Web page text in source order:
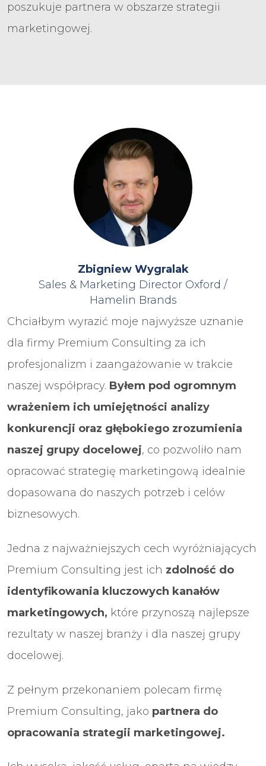
poszukuje partnera w obszarze strategii
marketingowej.
Zbigniew Wygralak
Sales & Marketing Director Oxford /
Hamelin Brands
Chciałbym wyrazić moje najwyższe uznanie
dla firmy Premium Consulting za ich
profesjonalizm i zaangażowanie w trakcie
naszej współpracy. Byłem pod ogromnym
wrażeniem ich umiejętności analizy
konkurencji oraz głębokiego zrozumienia
naszej grupy docelowej, co pozwoliło nam
opracować strategię marketingową idealnie
dopasowana do naszych potrzeb i celów
biznesowych.
Jedna z najważniejszych cech wyróżniających
Premium Consulting jest ich zdolność do
identyfikowania kluczowych kanałów
marketingowych, które przynoszą najlepsze
rezultaty w naszej branży i dla naszej grupy
docelowej.
Z pełnym przekonaniem polecam firmę
Premium Consulting, jako partnera do
opracowania strategii marketingowej.